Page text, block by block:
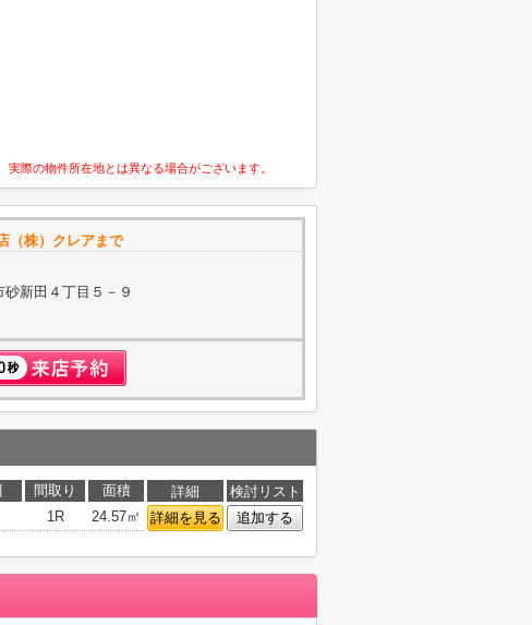
際の物件所在地とは異なる場合がございます。
（株）クレアまで
新田４丁目５－９
間取り 面積 詳細
検討リスト
1R 24.57㎡ 詳細を見る 追加する